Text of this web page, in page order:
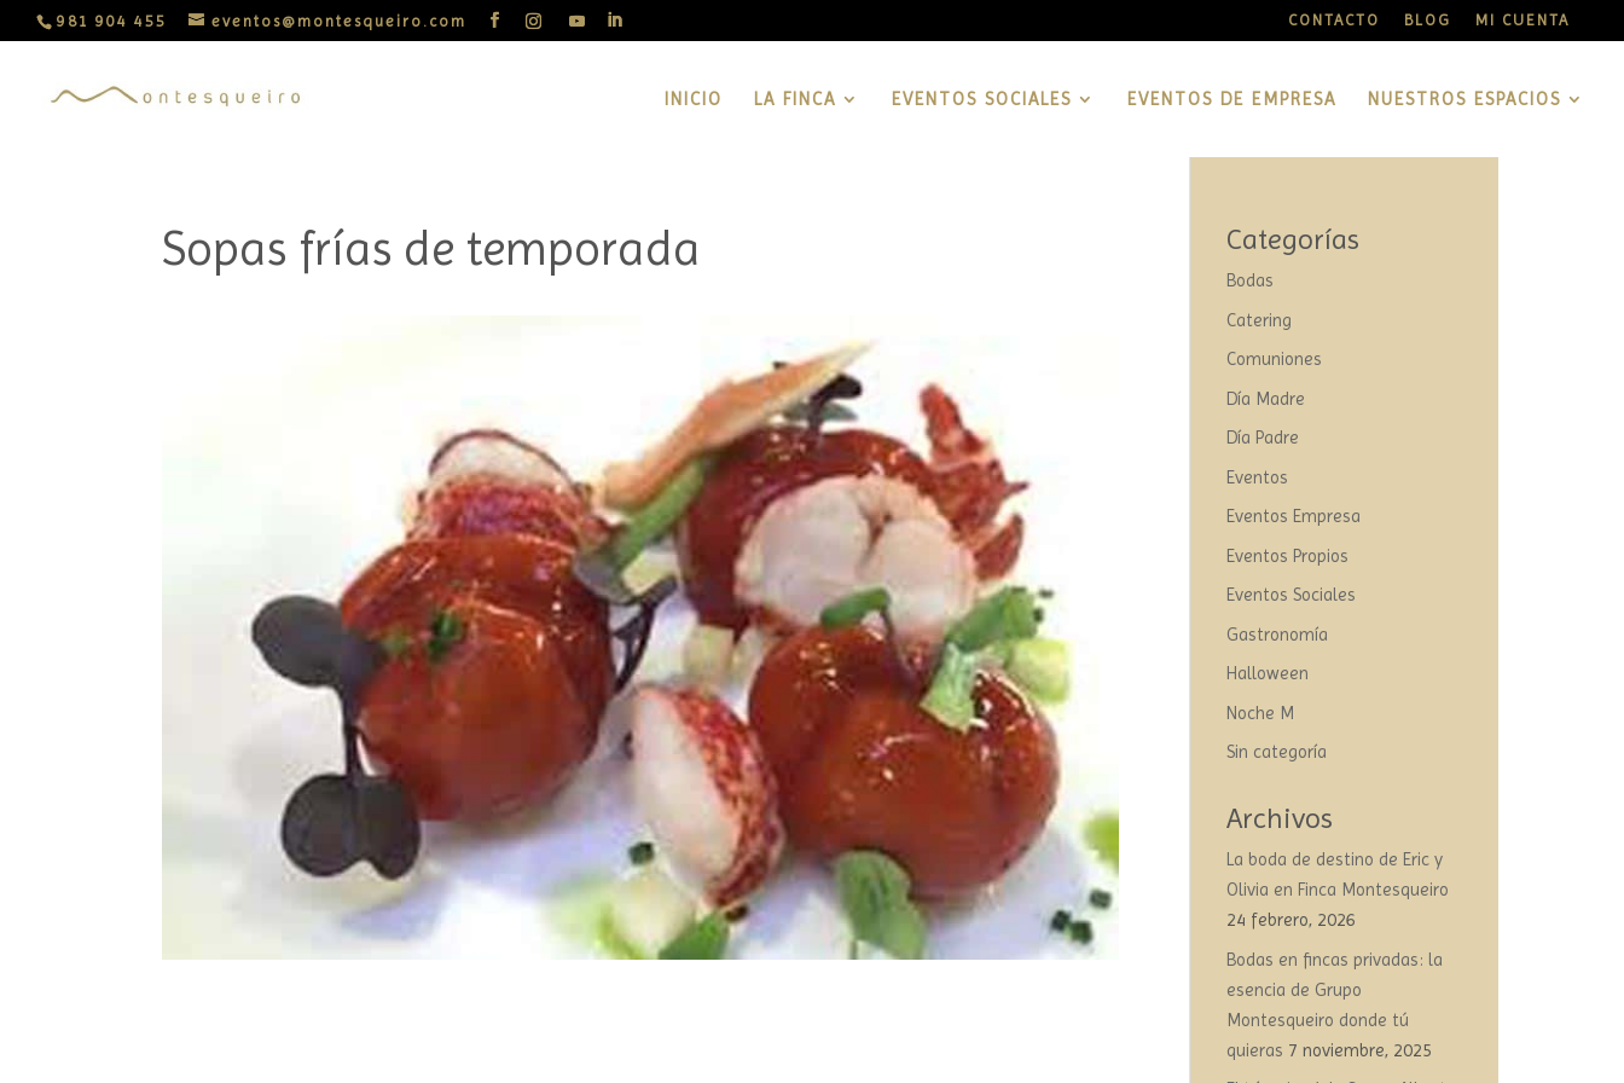
981 904 455 eventos@montesqueiro.com CONTACTO BLOG MI CUENTA
INICIO LA FINCA EVENTOS SOCIALES EVENTOS DE EMPRESA NUESTROS ESPACIOS
Sopas frías de temporada Categorías
Bodas
Catering
Comuniones
Día Madre
Día Padre
Eventos
Eventos Empresa
Eventos Propios
Eventos Sociales
Gastronomía
Halloween
Noche M
Sin categoría
Archivos
La boda de destino de Eric y
Olivia en Finca Montesqueiro
24 febrero, 2026
Bodas en fincas privadas: la
esencia de Grupo
Montesqueiro donde tú
quieras 7 noviembre, 2025